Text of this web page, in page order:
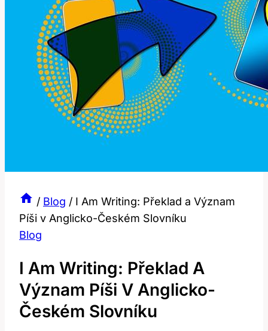
/ Blog / I Am Writing: Překlad a Význam
Píši v Anglicko-Českém Slovníku
Blog
I Am Writing: Překlad A
Význam Píši V Anglicko-
Českém Slovníku